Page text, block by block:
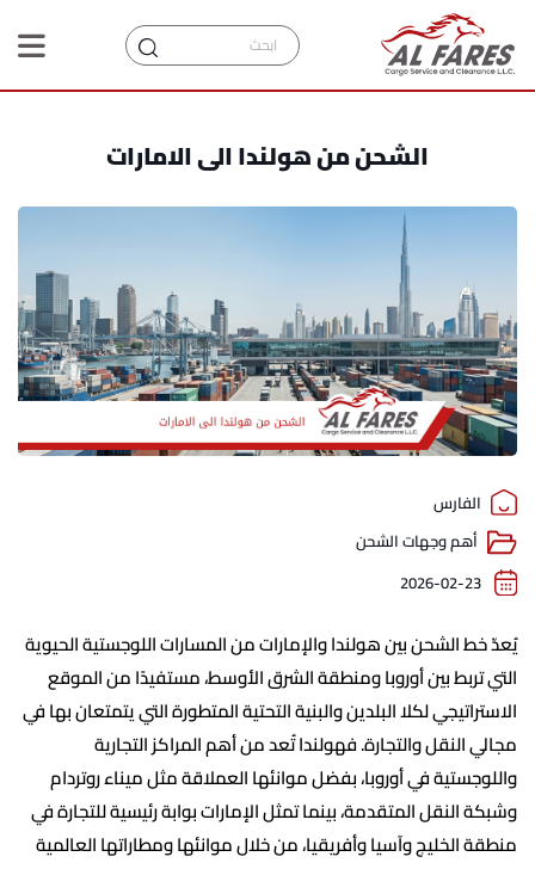
الشحن من هولندا الى الامارات
الفارس
أهم وجهات الشحن
2026-02-23
يُعدّ خط الشحن بين هولندا والإمارات من المسارات اللوجستية الحيوية
التي تربط بين أوروبا ومنطقة الشرق الأوسط، مستفيدًا من الموقع
الاستراتيجي لكلا البلدين والبنية التحتية المتطورة التي يتمتعان بها في
مجالي النقل والتجارة. فهولندا تُعد من أهم المراكز التجارية
واللوجستية في أوروبا، بفضل موانئها العملاقة مثل ميناء روتردام
وشبكة النقل المتقدمة، بينما تمثل الإمارات بوابة رئيسية للتجارة في
منطقة الخليج وآسيا وأفريقيا، من خلال موانئها ومطاراتها العالمية